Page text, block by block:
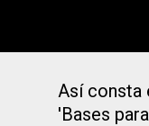
Así consta
'Bases